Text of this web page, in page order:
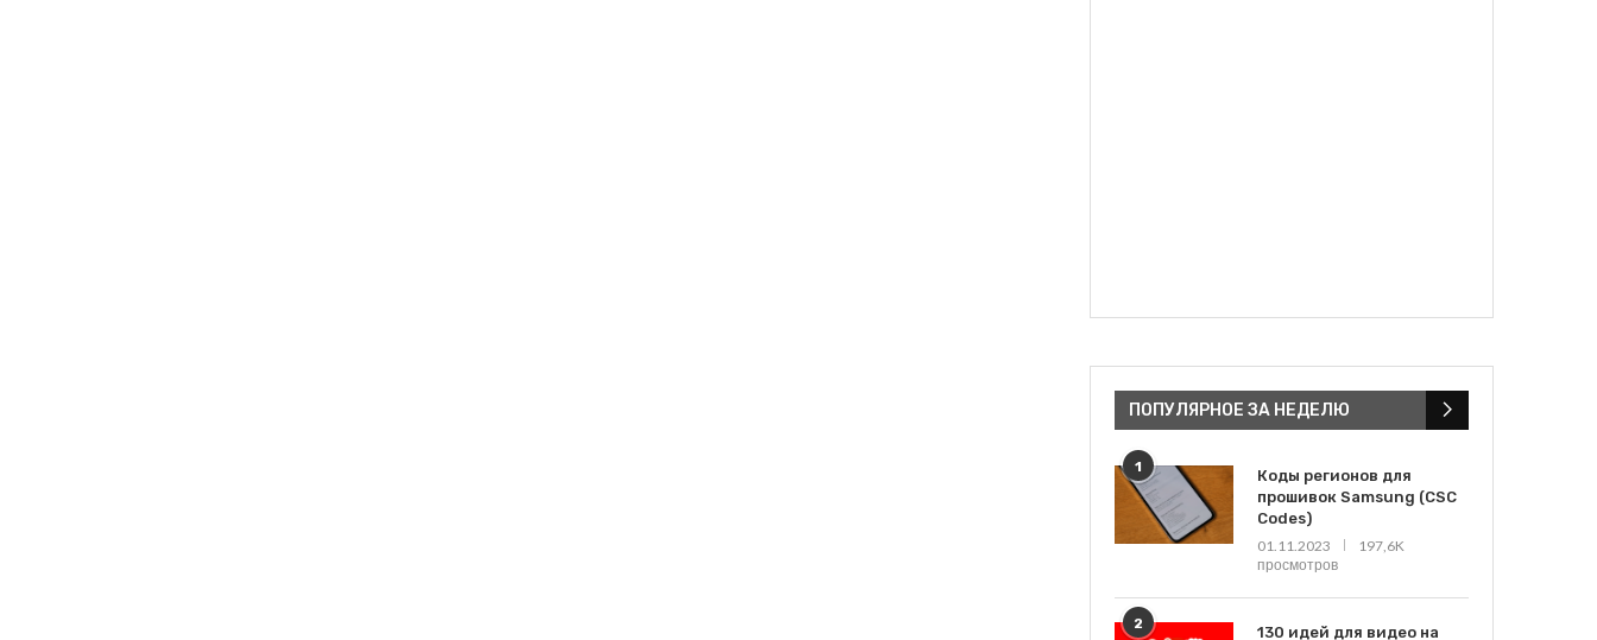
ПОПУЛЯРНОЕ ЗА НЕДЕЛЮ
1
Коды регионов для
прошивок Samsung (CSC
Codes)
01.11.2023
197,6K
просмотров
2
130 идей для видео на